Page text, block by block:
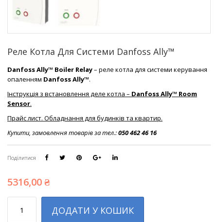
Реле Котла Для Системи Danfoss Ally™
Danfoss Ally™ Boiler Relay– реле котла для системи керування
опаленням Danfoss Ally™.
Інструкція з встановлення деле котла – Danfoss Ally™ Room
Sensor.
Прайс лист. Обладнання для будинків та квартир.
Купити, замовлення товарів за тел.:050 462 46 16
Поділитися
5316,00₴
ДОДАТИ У КОШИК